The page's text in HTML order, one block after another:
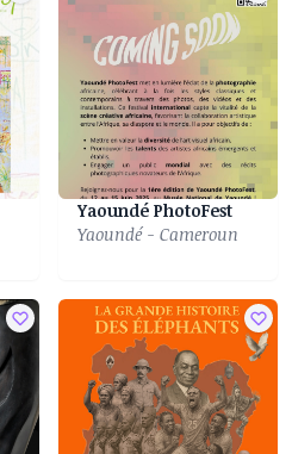
Yaoundé PhotoFest
Yaoundé - Cameroun